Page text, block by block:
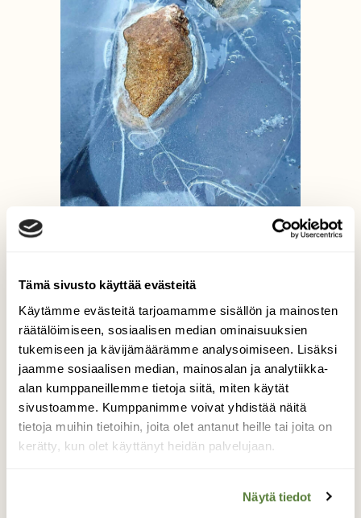
Tämä sivusto käyttää evästeitä
Käytämme evästeitä tarjoamamme sisällön ja mainosten
räätälöimiseen, sosiaalisen median ominaisuuksien
tukemiseen ja kävijämäärämme analysoimiseen. Lisäksi
jaamme sosiaalisen median, mainosalan ja analytiikka-
alan kumppaneillemme tietoja siitä, miten käytät
sivustoamme. Kumppanimme voivat yhdistää näitä
tietoja muihin tietoihin, joita olet antanut heille tai joita on
kerätty, kun olet käyttänyt heidän palvelujaan.
Näytä tiedot
Jään kosketus
Ikuisesti yhdessä.